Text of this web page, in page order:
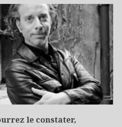
le constater,